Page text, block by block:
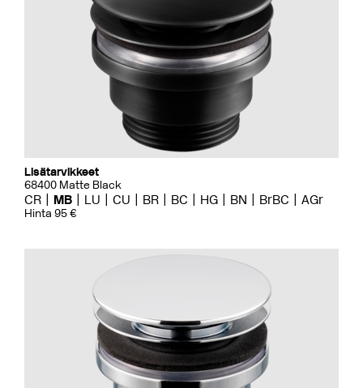
Lisätarvikkeet
68400 Matte Black
CR MB LU CU BR BC HG BN BrBC AGr
Hinta 95 €